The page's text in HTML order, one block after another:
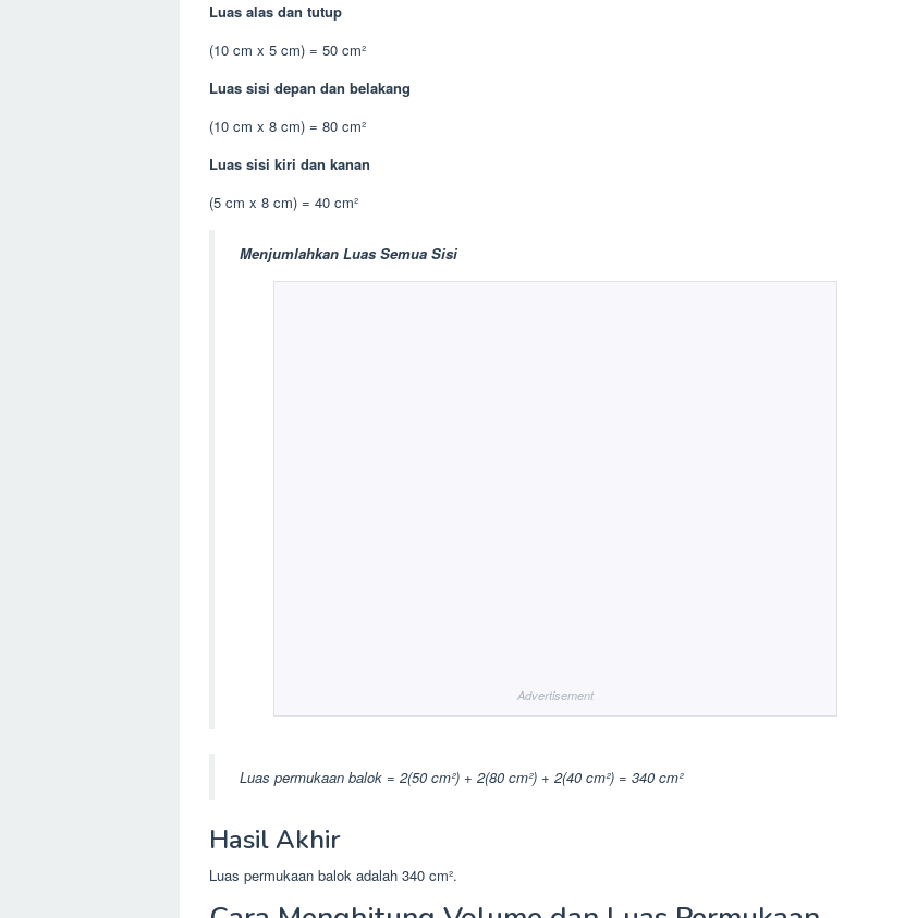
Luas alas dan tutup
(10 cm x 5 cm) = 50 cm²
Luas sisi depan dan belakang
(10 cm x 8 cm) = 80 cm²
Luas sisi kiri dan kanan
(5 cm x 8 cm) = 40 cm²
Menjumlahkan Luas Semua Sisi
Advertisement
Luas permukaan balok = 2(50 cm²) + 2(80 cm²) + 2(40 cm²) = 340 cm²
Hasil Akhir
Luas permukaan balok adalah 340 cm².